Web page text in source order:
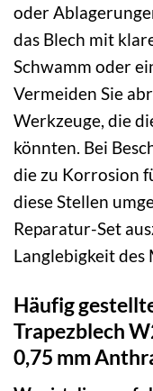
oder
das Blech mit
Schwamm oder
Vermeiden Sie
Werkzeuge, die
könnten. Bei
die zu Korrosion
diese Stellen
Reparatur-Set
Langlebigkeit des
Häufig
Trapezblech
0,75 mm